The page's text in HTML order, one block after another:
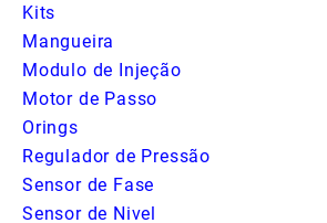
Kits
Mangueira
Modulo de Injeção
Motor de Passo
Orings
Regulador de Pressão
Sensor de Fase
Sensor de Nivel